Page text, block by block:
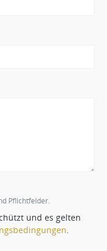
Pflichtfelder.
und es gelten
.